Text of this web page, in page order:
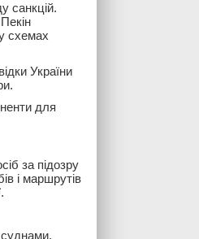
санкцій.
схемах
України
для
за підозру
і маршрутів